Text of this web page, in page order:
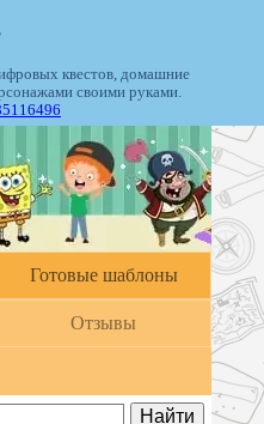
квестов, домашние
своими руками.
Готовые шаблоны
Отзывы